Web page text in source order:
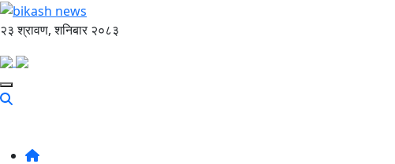
२३ श्रावण, शनिबार २०८३